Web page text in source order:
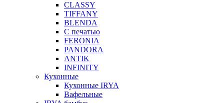
CLASSY
TIFFANY
BLENDA
С печатью
FERONIA
PANDORA
ANTIK
INFINITY
Кухонные
Кухонные IRYA
Вафельные